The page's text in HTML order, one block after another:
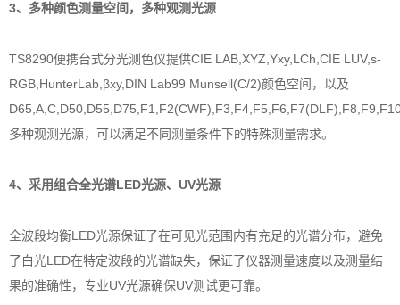
3、多种颜色测量空间，多种观测光源
TS8290便携台式分光测色仪提供CIE LAB,XYZ,Yxy,LCh,CIE LUV,s-
RGB,HunterLab,βxy,DIN Lab99 Munsell(C/2)颜色空间，以及
多种观测光源，可以满足不同测量条件下的特殊测量需求。
4、采用组合全光谱LED光源、UV光源
全波段均衡LED光源保证了在可见光范围内有充足的光谱分布，避免
了白光LED在特定波段的光谱缺失，保证了仪器测量速度以及测量结
果的准确性，专业UV光源确保UV测试更可靠。